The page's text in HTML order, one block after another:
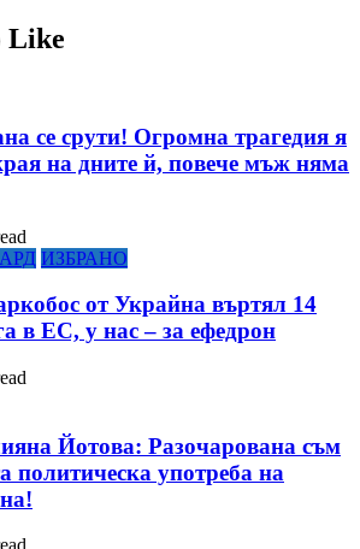
Like
се срути! Огромна трагедия я
на дните й, повече мъж няма
ИЗБРАНО
от Украйна въртял 14
в ЕС, у нас – за ефедрон
Йотова: Разочарована съм
политическа употреба на